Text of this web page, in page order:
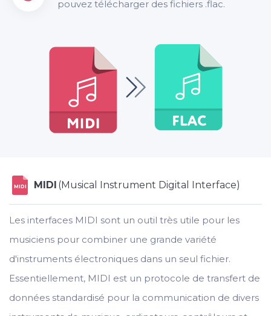
pouvez télécharger des fichiers .flac.
MIDI MIDI (Musical Instrument Digital Interface)
Les interfaces MIDI sont un outil très utile pour les
musiciens pour combiner une grande variété
d'instruments électroniques dans un seul fichier.
Essentiellement, MIDI est un protocole de transfert de
données standardisé pour la communication de divers